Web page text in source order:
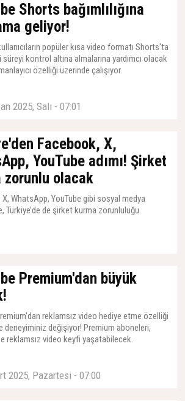
Shorts bağımlılığına
geliyor!
popüler kısa video formatı Shorts'ta
kontrol altına almalarına yardımcı olacak
özelliği üzerinde çalışıyor.
2025, Salı - 07:01
Facebook, X,
YouTube adımı! Şirket
zorunlu olacak
WhatsApp, YouTube gibi sosyal medya
Türkiye’de de şirket kurma zorunluluğu
Premium'dan büyük
reklamsız video hediye etme özelliği
deneyiminiz değişiyor! Premium aboneleri,
reklamsız video keyfi yaşatabilecek.
2025, Pazartesi - 07:00